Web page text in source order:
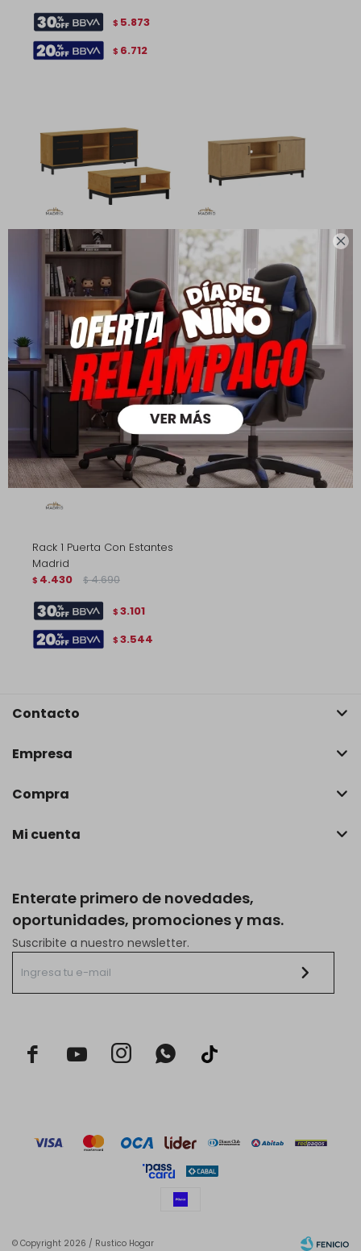

$ 5.873
$ 6.712
Combo Rack Para Tv +
Mesa De Centro - Madrid
12.590 $ 17.690
$8.813
$10.072
Rack Madrid 2 Puertas
$ 6.890 7.500
$ 4.823
$ 5.512
Rack 1 Puerta Con Estantes
Madrid
$ 4.430 $ 4.690
$ 3.101
$ 3.544
Enterate primero de novedades,
oportunidades, promociones y mas.
Suscribite a nuestro newsletter.
  
Contacto
Empresa
Compra
Mi cuenta
© Copyright 2026 / Rustico Hogar